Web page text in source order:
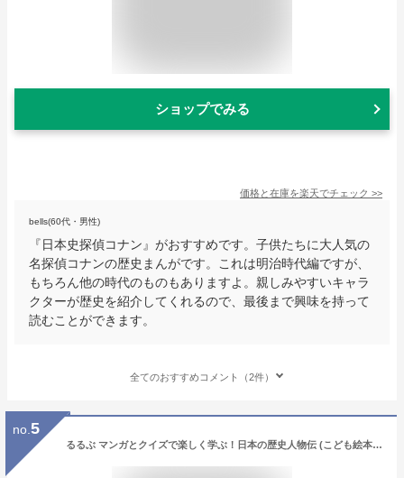
ショップでみる
価格と在庫を楽天でチェック >>
bells(60代・男性)
『日本史探偵コナン』がおすすめです。子供たちに大人気の
名探偵コナンの歴史まんがです。これは明治時代編ですが、
もちろん他の時代のものもありますよ。親しみやすいキャラ
クターが歴史を紹介してくれるので、最後まで興味を持って
読むことができます。
全てのおすすめコメント（2件）
no. 5
るるぶ マンガとクイズで楽しく学ぶ！日本の歴史人物伝 (こども絵本[学習まんが])